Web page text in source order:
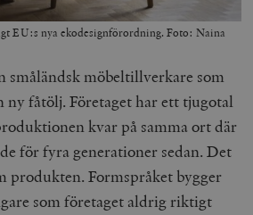
EU:s nya ekodesignförordning. Foto: Naina
småländsk möbeltillverkare som
ny fåtölj. Företaget har ett tjugotal
kvar på samma ort där
för fyra generationer sedan. Det
produkten. Formspråket bygger
som företaget aldrig riktigt